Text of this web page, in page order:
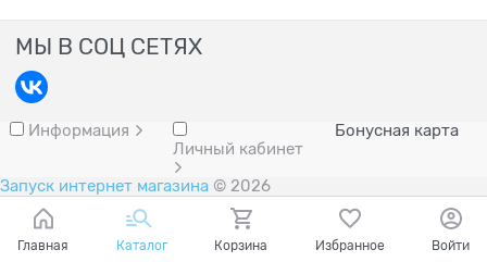
МЫ В СОЦ СЕТЯХ
Информация
Личный кабинет
Бонусная карта
Запуск интернет магазина © 2026
Главная Каталог Корзина Избранное Войти